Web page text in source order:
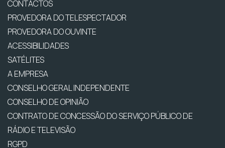
CONTACTOS
PROVEDORA DO TELESPECTADOR
PROVEDORA DO OUVINTE
ACESSIBILIDADES
SATÉLITES
A EMPRESA
CONSELHO GERAL INDEPENDENTE
CONSELHO DE OPINIÃO
CONTRATO DE CONCESSÃO DO SERVIÇO PÚBLICO DE
RÁDIO E TELEVISÃO
RGPD